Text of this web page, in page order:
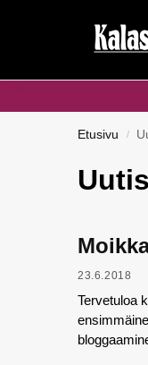
Etusivu /
23.6.2018
Tervetuloa